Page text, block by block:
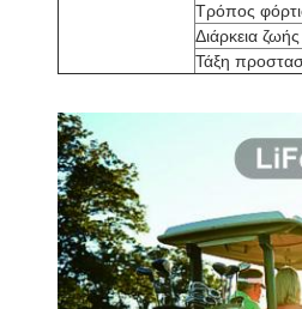
Τρόπος
Διάρκεια
Τάξη